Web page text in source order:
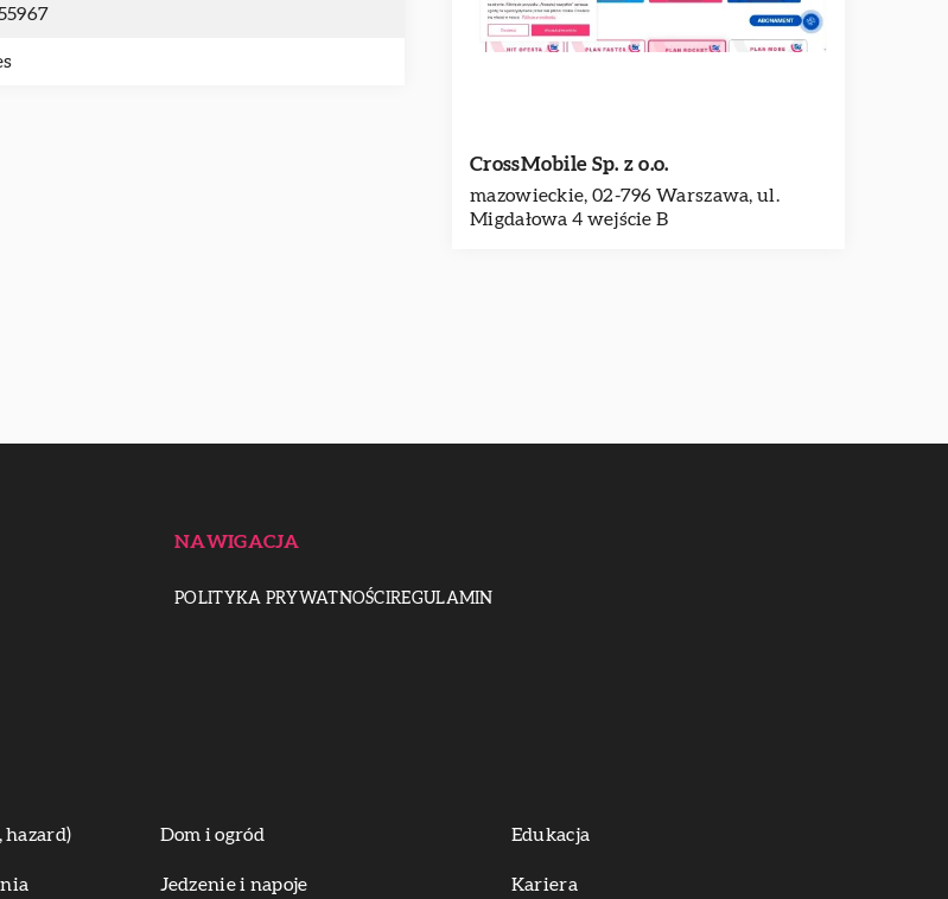
CrossMobile Sp. z o.o.
mazowieckie, 02-796 Warszawa, ul.
Migdałowa 4 wejście B
NAWIGACJA
POLITYKA PRYWATNOŚCIREGULAMIN
hazard) Dom i ogród Edukacja
Jedzenie i napoje Kariera